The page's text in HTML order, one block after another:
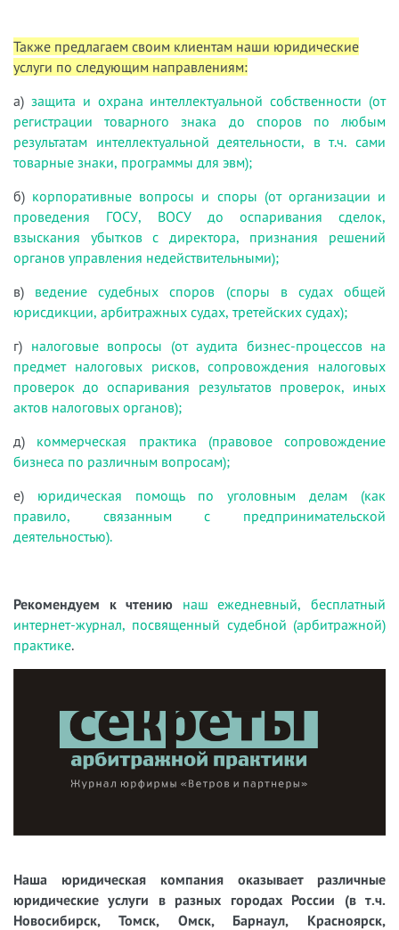
Также предлагаем своим клиентам наши юридические
услуги по следующим направлениям:
а) защита и охрана интеллектуальной собственности (от
регистрации товарного знака до споров по любым
результатам интеллектуальной деятельности, в т.ч. сами
товарные знаки, программы для эвм);
б) корпоративные вопросы и споры (от организации и
проведения ГОСУ, ВОСУ до оспаривания сделок,
взыскания убытков с директора, признания решений
органов управления недействительными);
в) ведение судебных споров (споры в судах общей
юрисдикции, арбитражных судах, третейских судах);
г) налоговые вопросы (от аудита бизнес-процессов на
предмет налоговых рисков, сопровождения налоговых
проверок до оспаривания результатов проверок, иных
актов налоговых органов);
д) коммерческая практика (правовое сопровождение
бизнеса по различным вопросам);
е) юридическая помощь по уголовным делам (как
правило, связанным с предпринимательской
деятельностью).
Рекомендуем к чтению наш ежедневный, бесплатный
интернет-журнал, посвященный судебной (арбитражной)
практике.
Наша юридическая компания оказывает различные
юридические услуги в разных городах России (в т.ч.
Новосибирск, Томск, Омск, Барнаул, Красноярск,